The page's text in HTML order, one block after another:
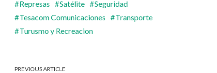
Represas
Satélite
Seguridad
Tesacom Comunicaciones
Transporte
Turusmo y Recreacion
PREVIOUS ARTICLE